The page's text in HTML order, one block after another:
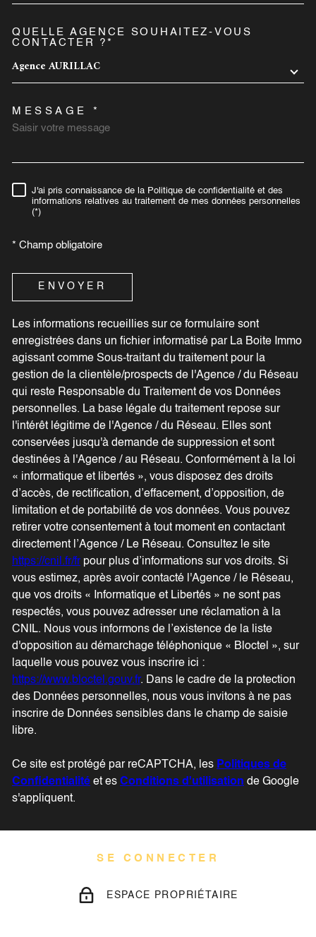
QUELLE AGENCE SOUHAITEZ-VOUS
CONTACTER ?*
Agence AURILLAC
MESSAGE *
RÈGLEMENTATION
J'ai pris connaissance de la Politique de confidentialité et des
informations relatives au traitement de mes données personnelles
(*)
* Champ obligatoire
ENVOYER
Les informations recueillies sur ce formulaire sont
enregistrées dans un fichier informatisé par La Boite Immo
agissant comme Sous-traitant du traitement pour la
gestion de la clientèle/prospects de l'Agence / du Réseau
qui reste Responsable du Traitement de vos Données
personnelles. La base légale du traitement repose sur
l'intérêt légitime de l'Agence / du Réseau. Elles sont
conservées jusqu'à demande de suppression et sont
destinées à l'Agence / au Réseau. Conformément à la loi
« informatique et libertés », vous disposez des droits
d’accès, de rectification, d’effacement, d’opposition, de
limitation et de portabilité de vos données. Vous pouvez
retirer votre consentement à tout moment en contactant
directement l’Agence / Le Réseau. Consultez le site
https://cnil.fr/frpour plus d’informations sur vos droits. Si
vous estimez, après avoir contacté l'Agence / le Réseau,
que vos droits « Informatique et Libertés » ne sont pas
respectés, vous pouvez adresser une réclamation à la
CNIL. Nous vous informons de l’existence de la liste
d'opposition au démarchage téléphonique « Bloctel », sur
laquelle vous pouvez vous inscrire ici :
https://www.bloctel.gouv.fr. Dans le cadre de la protection
des Données personnelles, nous vous invitons à ne pas
inscrire de Données sensibles dans le champ de saisie
libre.
Ce site est protégé par reCAPTCHA, les Politiques de
Confidentialité et es Conditions d'utilisation de Google
s'appliquent.
SE CONNECTER
ESPACE PROPRIÉTAIRE